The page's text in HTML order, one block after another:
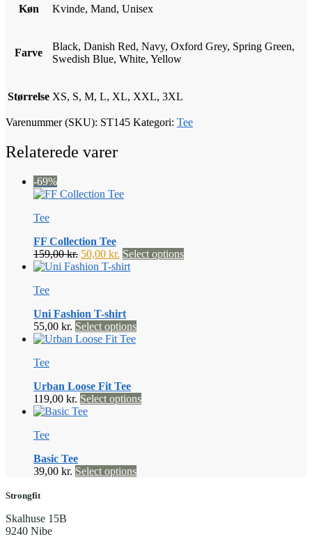
Køn Kvinde, Mand, Unisex
Farve
Black, Danish Red, Navy, Oxford Grey, Spring Green,
Swedish Blue, White, Yellow
Størrelse XS, S, M, L, XL, XXL, 3XL
Varenummer (SKU): ST145 Kategori: Tee
Relaterede varer
-69%
Tee
FF Collection Tee
159,00kr. Den
oprindelige
50,00 kr. Den
aktuelle
Select optionsDette
Tee
Uni Fashion T-shirt
55,00 kr. Select optionsDette
kan
Tee
Urban Loose Fit Tee
119,00 kr. Select optionsDette
Tee
Basic Tee
39,00 kr. Select optionsDette
Strongfit
Skalhuse 15B
9240 Nibe